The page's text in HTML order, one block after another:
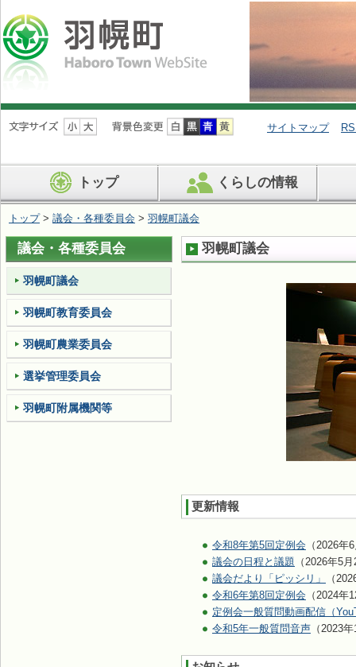
ナ
ビ
ン
を
ば
す
サイトマップ
トップ くらしの情報
トップ> 議会・各種委員会 > 羽幌町議会
羽幌町議会
更新情報
令和8年第5回定例会 （2026年
議会の日程と議題 （2026年5
議会だより「ピッシリ」
（
令和6年第8回定例会 （2024年
定例会一般質問動画配信（
令和5年一般質問音声 （2023
議会・各種委員会
羽幌町議会
羽幌町教育委員会
羽幌町農業委員会
選挙管理委員会
羽幌町附属機関等